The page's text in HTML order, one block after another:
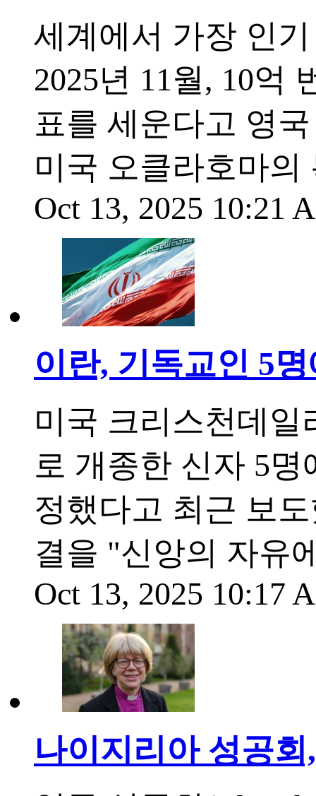
세계에서 가장 인
2025년 11월, 10억
표를 세운다고 영
미국 오클라호마
Oct 13, 2025 10:21
이란, 기독교인 5
미국 크리스천데
로 개종한 신자 5
정했다고 최근 보
결을 "신앙의 자유
Oct 13, 2025 10:17
나이지리아 성공